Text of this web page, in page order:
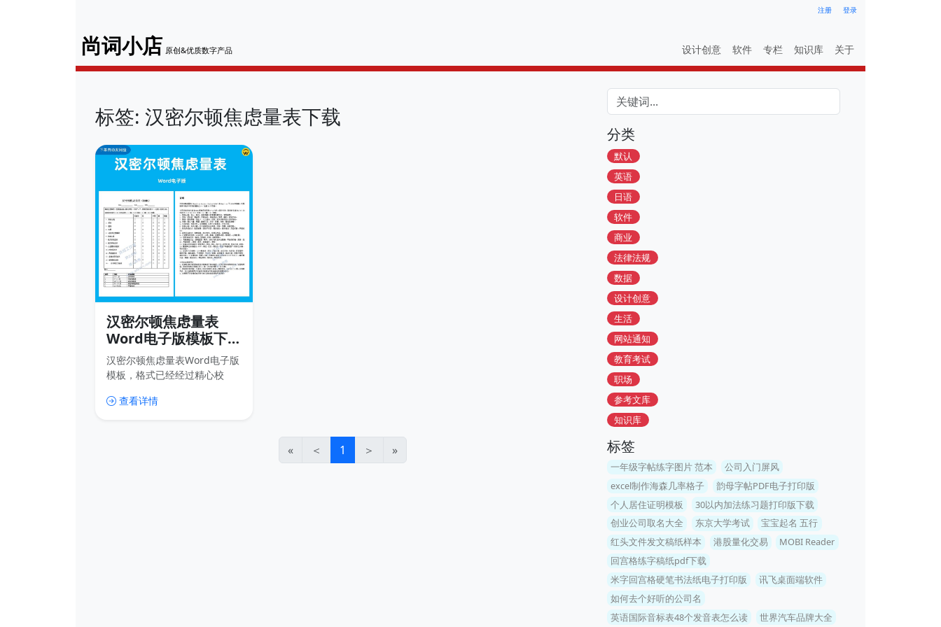
注册 登录
尚词小店 原创&优质数字产品 设计创意 软件 专栏 知识库 关于
标签: 汉密尔顿焦虑量表下载
汉密尔顿焦虑量表
Word电子版模板下
载，HAMA心理学焦
虑程度压力测试
汉密尔顿焦虑量表Word电子版
模板，格式已经经过精心校
查看详情
« ＜ 1 ＞ »
分类
默认
英语
日语
软件
商业
法律法规
数据
设计创意
生活
网站通知
教育考试
职场
参考文库
知识库
标签
一年级字帖练字图片 范本
公司入门屏风
excel制作海森几率格子
韵母字帖PDF电子打印版
个人居住证明模板
30以内加法练习题打印版下载
创业公司取名大全
东京大学考试
宝宝起名 五行
红头文件发文稿纸样本
港股量化交易
MOBI Reader
回宫格练字稿纸pdf下载
米字回宫格硬笔书法纸电子打印版
讯飞桌面端软件
如何去个好听的公司名
英语国际音标表48个发音表怎么读
世界汽车品牌大全